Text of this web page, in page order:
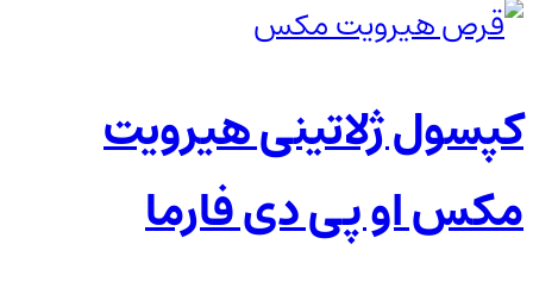
کپسول ژلاتینی هیرویت
مکس او پی دی فارما